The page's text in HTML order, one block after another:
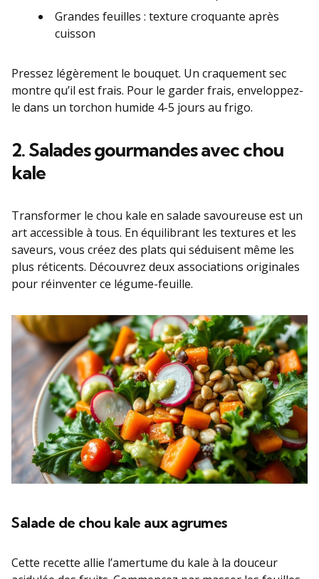
Grandes feuilles : texture croquante après
cuisson
Pressez légèrement le bouquet. Un craquement sec
montre qu’il est frais. Pour le garder frais, enveloppez-
le dans un torchon humide 4-5 jours au frigo.
2. Salades gourmandes avec chou
kale
Transformer le chou kale en salade savoureuse est un
art accessible à tous. En équilibrant les textures et les
saveurs, vous créez des plats qui séduisent même les
plus réticents. Découvrez deux associations originales
pour réinventer ce légume-feuille.
Salade de chou kale aux agrumes
Cette recette allie l’amertume du kale à la douceur